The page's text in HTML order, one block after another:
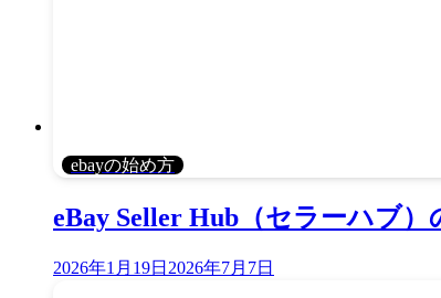
ebayの始め方
eBay Seller Hub（セラーハブ
2026年1月19日 2026年7月7日